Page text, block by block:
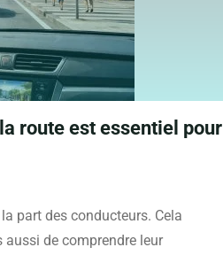
route est essentiel pour
part des conducteurs. Cela
de comprendre leur